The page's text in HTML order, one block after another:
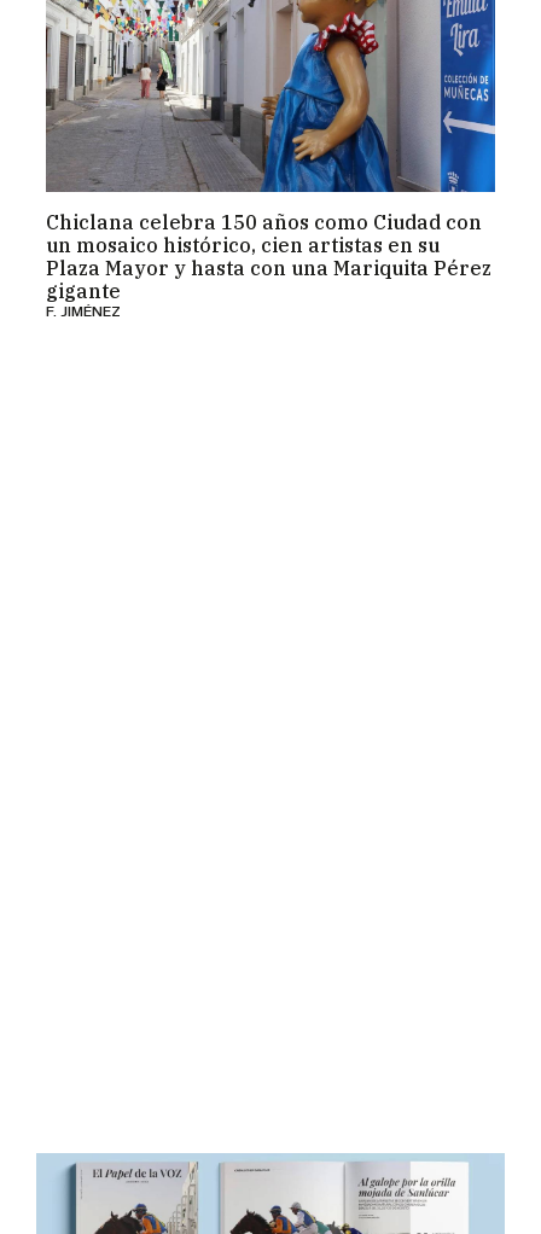
Chiclana celebra 150 años como Ciudad con
un mosaico histórico, cien artistas en su
Plaza Mayor y hasta con una Mariquita Pérez
gigante
F. JIMÉNEZ